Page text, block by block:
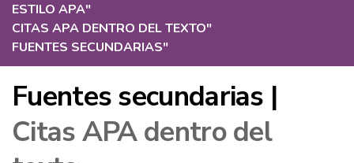
ESTILO APA"
CITAS APA DENTRO DEL TEXTO"
FUENTES SECUNDARIAS"
Fuentes secundarias |
Citas APA dentro del